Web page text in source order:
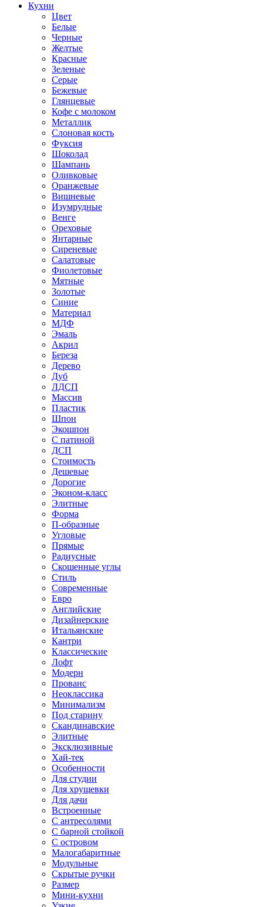
Кухни
Цвет
Белые
Черные
Желтые
Красные
Зеленые
Серые
Бежевые
Глянцевые
Кофе с молоком
Металлик
Слоновая кость
Фуксия
Шоколад
Шампань
Оливковые
Оранжевые
Вишневые
Изумрудные
Венге
Ореховые
Янтарные
Сиреневые
Салатовые
Фиолетовые
Мятные
Золотые
Синие
Материал
МДФ
Эмаль
Акрил
Береза
Дерево
Дуб
ЛДСП
Массив
Пластик
Шпон
Экошпон
С патиной
ДСП
Стоимость
Дешевые
Дорогие
Эконом-класс
Элитные
Форма
П-образные
Угловые
Прямые
Радиусные
Скошенные углы
Стиль
Современные
Евро
Английские
Дизайнерские
Итальянские
Кантри
Классические
Лофт
Модерн
Прованс
Неоклассика
Минимализм
Под старину
Скандинавские
Элитные
Эксклюзивные
Хай-тек
Особенности
Для студии
Для хрущевки
Для дачи
Встроенные
С антресолями
С барной стойкой
С островом
Малогабаритные
Модульные
Скрытые ручки
Размер
Мини-кухни